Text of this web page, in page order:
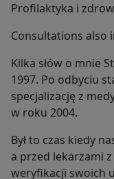
Profilaktyka i
Consultations also
Kilka słów o mnie
1997. Po odbyciu
specjalizację z
w roku 2004.
Był to czas kiedy
a przed lekarzami
weryfikacji swoich